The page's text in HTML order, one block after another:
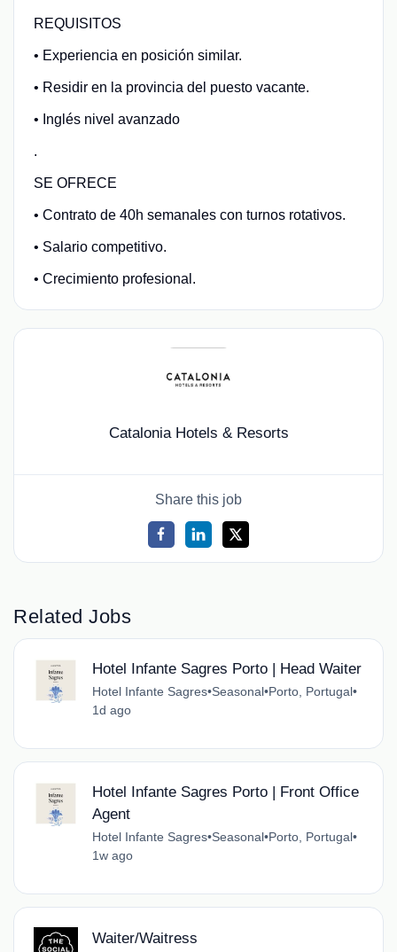
REQUISITOS
• Experiencia en posición similar.
• Residir en la provincia del puesto vacante.
• Inglés nivel avanzado
.
SE OFRECE
• Contrato de 40h semanales con turnos rotativos.
• Salario competitivo.
• Crecimiento profesional.
Catalonia Hotels & Resorts
Share this job
Related Jobs
Hotel Infante Sagres Porto | Head Waiter
Hotel Infante Sagres•Seasonal•Porto, Portugal•
1d ago
Hotel Infante Sagres Porto | Front Office
Agent
Hotel Infante Sagres•Seasonal•Porto, Portugal•
1w ago
Waiter/Waitress